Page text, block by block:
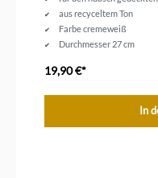
aus recyceltem Ton
Farbe cremeweiß
Durchmesser 27 cm
19,90 €*
In